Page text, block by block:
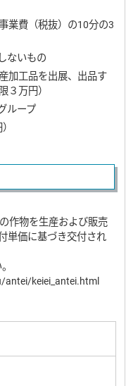
業費（税抜）の10分の3
ないもの
加工品を出展、出品す
３万円）
ループ
作物を生産および販売
単価に基づき交付され
keiei_antei.html